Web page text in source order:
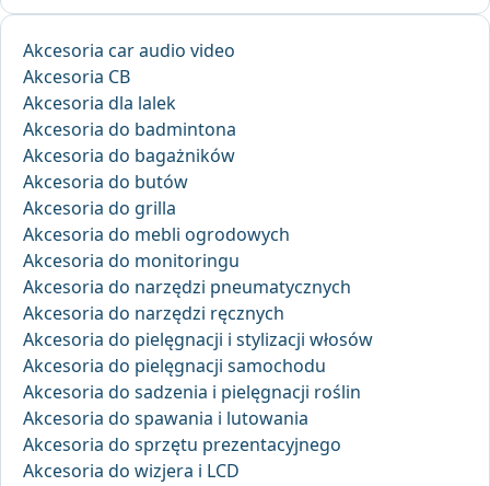
Akcesoria car audio video
Akcesoria CB
Akcesoria dla lalek
Akcesoria do badmintona
Akcesoria do bagażników
Akcesoria do butów
Akcesoria do grilla
Akcesoria do mebli ogrodowych
Akcesoria do monitoringu
Akcesoria do narzędzi pneumatycznych
Akcesoria do narzędzi ręcznych
Akcesoria do pielęgnacji i stylizacji włosów
Akcesoria do pielęgnacji samochodu
Akcesoria do sadzenia i pielęgnacji roślin
Akcesoria do spawania i lutowania
Akcesoria do sprzętu prezentacyjnego
Akcesoria do wizjera i LCD